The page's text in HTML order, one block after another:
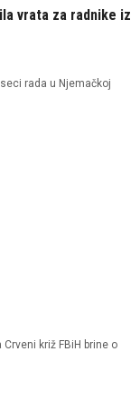
vrata za radnike iz
rada u Njemačkoj
križ FBiH brine o